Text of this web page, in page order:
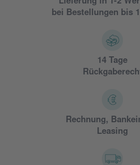
Lieferung in 1-2
bei Bestellungen bis
14 Tage
Rechnung,
Leasing